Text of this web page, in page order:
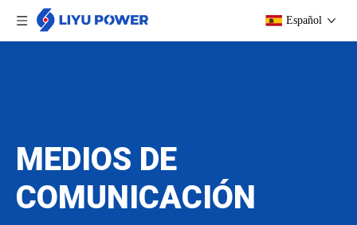
Español
MEDIOS DE
COMUNICACIÓN